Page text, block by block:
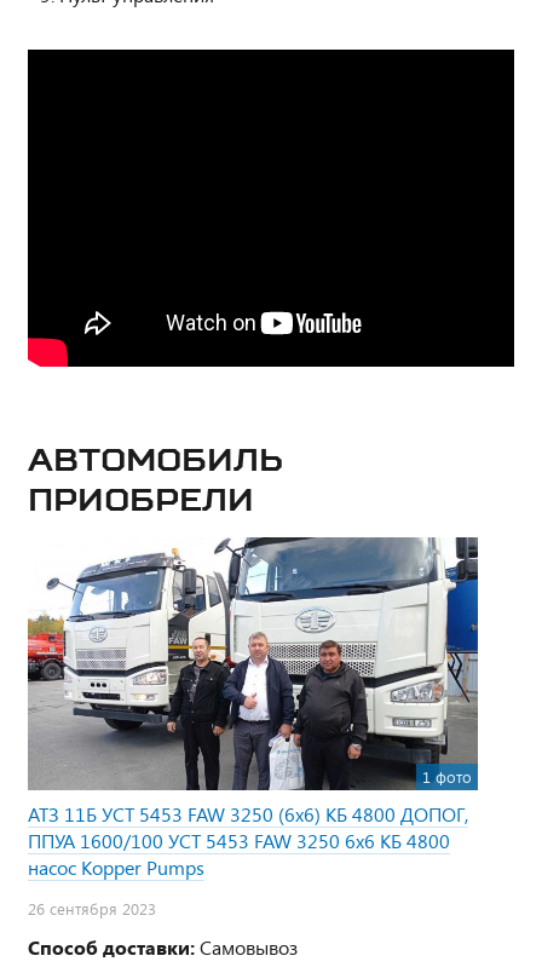
Автомобиль
приобрели
1 фото
АТЗ 11Б УСТ 5453 FAW 3250 (6х6) КБ 4800 ДОПОГ,
ППУА 1600/100 УСТ 5453 FAW 3250 6х6 КБ 4800
насос Kopper Pumps
26 сентября 2023
Способ доставки:Самовывоз